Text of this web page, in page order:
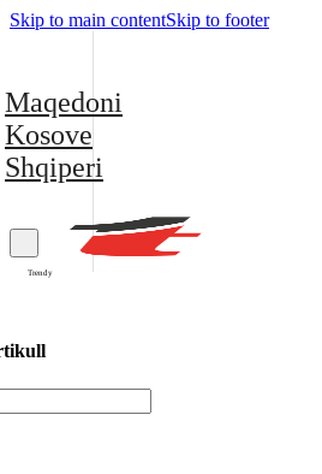
Skip to main contentSkip to footer
Maqedoni
Kosove
Shqiperi
Trendy